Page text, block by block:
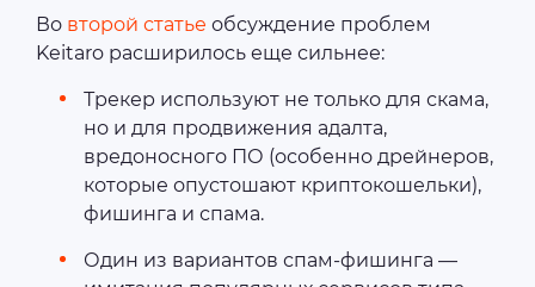
Во второй статье обсуждение проблем
Keitaro расширилось еще сильнее:
Трекер используют не только для скама,
но и для продвижения адалта,
вредоносного ПО (особенно дрейнеров,
которые опустошают криптокошельки),
фишинга и спама.
Один из вариантов спам-фишинга —